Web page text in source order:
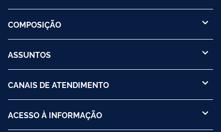
COMPOSIÇÃO
ASSUNTOS
CANAIS DE ATENDIMENTO
ACESSO À INFORMAÇÃO